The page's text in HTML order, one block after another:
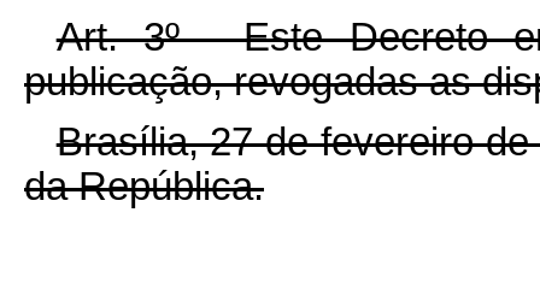
Art. 3º - Este Decreto
publicação, revogadas as
Brasília, 27 de fevereiro de
da República.